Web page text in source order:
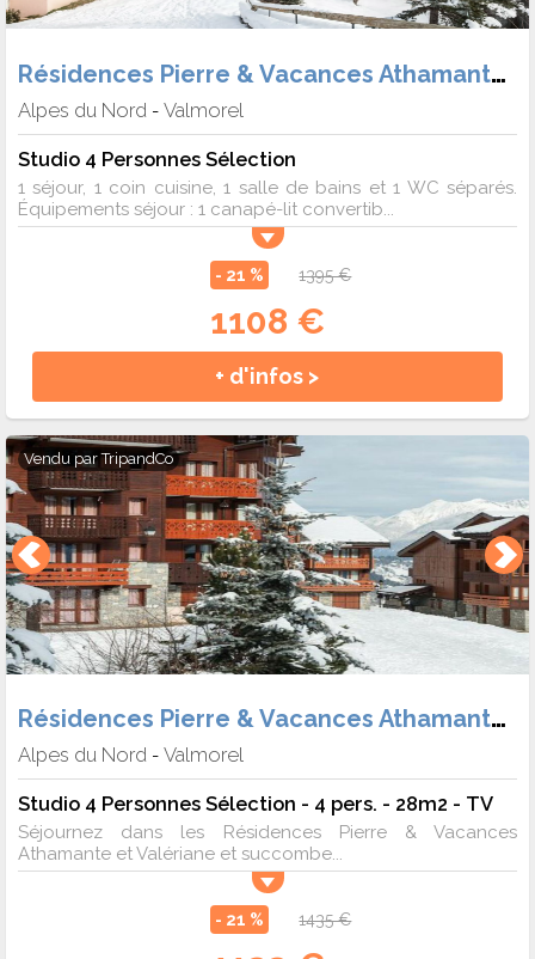
Résidences Pierre & Vacances Athamante et Valériane
Alpes du Nord - Valmorel
Studio 4 Personnes Sélection
1 séjour, 1 coin cuisine, 1 salle de bains et 1 WC séparés.
Équipements séjour : 1 canapé-lit convertib...
- 21 % 1395 €
1108 €
+ d'infos >
Vendu parTripandCo
Résidences Pierre & Vacances Athamante et Valériane
Alpes du Nord - Valmorel
Studio 4 Personnes Sélection - 4 pers. - 28m2 - TV
Séjournez dans les Résidences Pierre & Vacances
Athamante et Valériane et succombe...
- 21 % 1435 €